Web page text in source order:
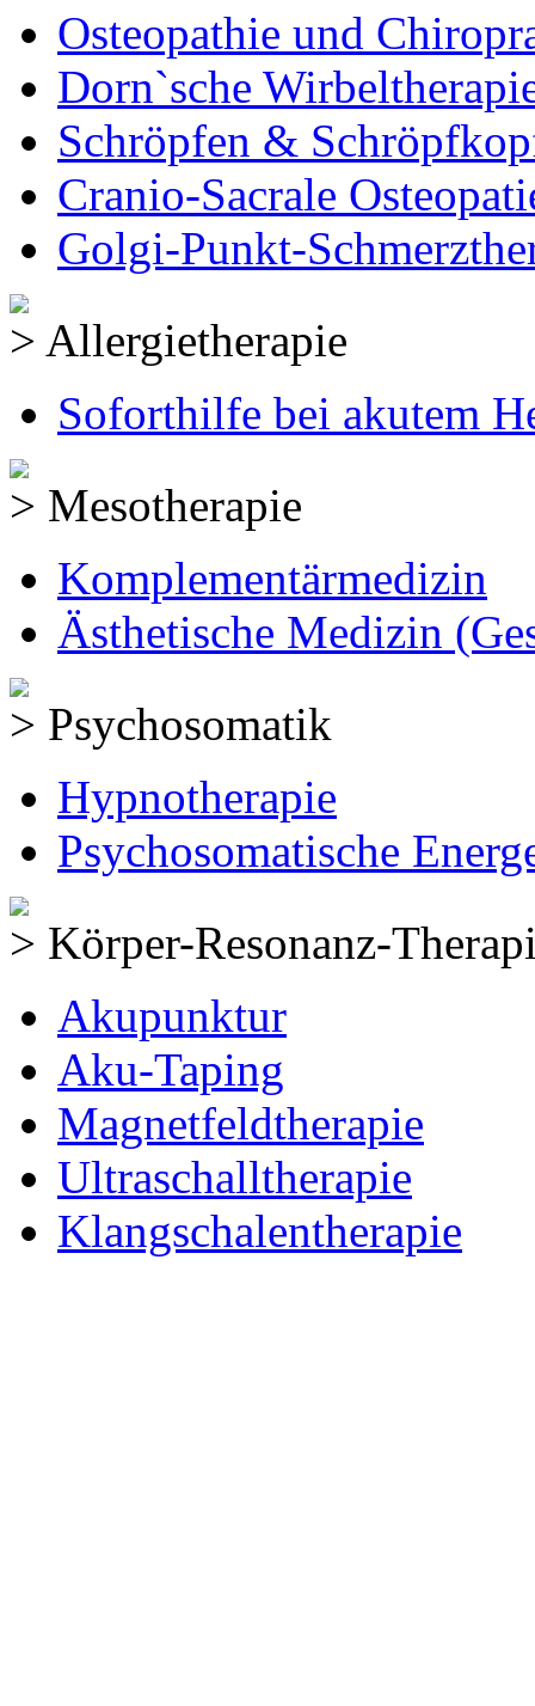
Osteopathie und
Dorn`sche
Schröpfen &
Cranio-Sacrale
Golgi-Punkt-
> Allergietherapie
Soforthilfe bei akutem
> Mesotherapie
Komplementärmedizin
Ästhetische Medizin
> Psychosomatik
Hypnotherapie
Psychosomatische
> Körper-Resonanz-
Akupunktur
Aku-Taping
Magnetfeldtherapie
Ultraschalltherapie
Klangschalentherapie